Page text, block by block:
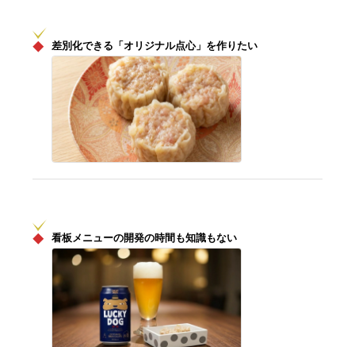
◆ 差別化できる「オリジナル点心」を作りたい
◆ 看板メニューの開発の時間も知識もない